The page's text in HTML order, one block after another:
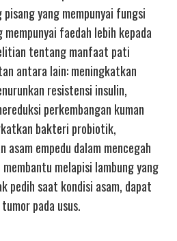
yang mempunyai fungsi
faedah lebih kepada
tentang manfaat pati
antara lain: meningkatkan
resistensi insulin,
perkembangan kuman
bakteri probiotik,
asam empedu dalam mencegah
melapisi lambung yang
pedih saat kondisi asam, dapat
pada usus.